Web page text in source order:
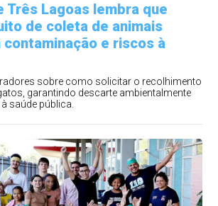
Três Lagoas lembra que
de coleta de animais
e riscos à
sobre como solicitar o recolhimento
garantindo descarte ambientalmente
saúde pública.